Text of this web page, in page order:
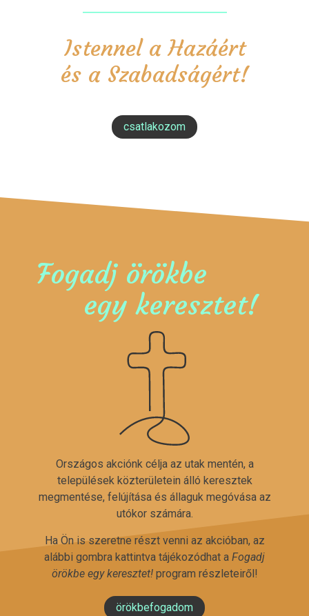
Istennel a Hazáért
és a Szabadságért!
csatlakozom
Fogadj örökbe
egy keresztet!
Országos akciónk célja az utak mentén, a
települések közterületein álló keresztek
megmentése, felújítása és állaguk megóvása az
utókor számára.
Ha Ön is szeretne részt venni az akcióban, az
alábbi gombra kattintva tájékozódhat a Fogadj
örökbe egy keresztet!program részleteiről!
örökbefogadom